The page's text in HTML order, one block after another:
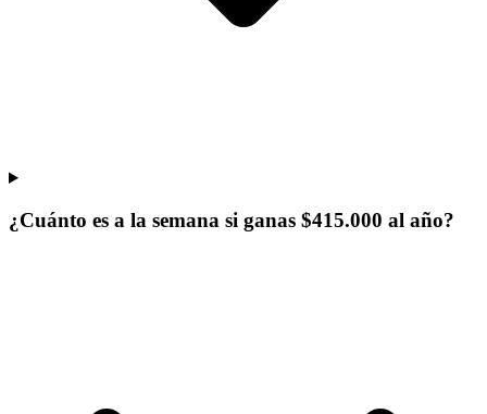
¿Cuánto es a la semana si ganas $415.000 al año?